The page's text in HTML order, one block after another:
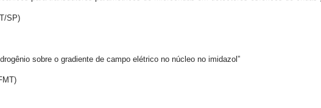
SP)
sobre o gradiente de campo elétrico no núcleo no imidazol”